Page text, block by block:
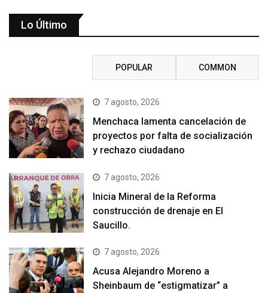
Lo Último
POPULAR COMMON
7 agosto, 2026
Menchaca lamenta cancelación de
proyectos por falta de socialización
y rechazo ciudadano
7 agosto, 2026
Inicia Mineral de la Reforma
construcción de drenaje en El
Saucillo.
7 agosto, 2026
Acusa Alejandro Moreno a
Sheinbaum de “estigmatizar” a